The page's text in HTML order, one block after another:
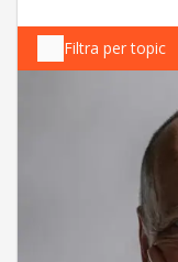
Filtra per topic